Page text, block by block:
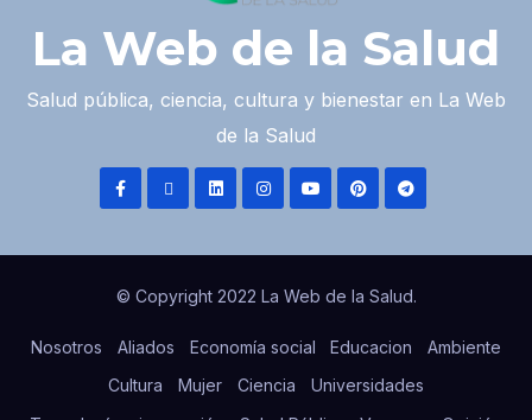
La Web de la Salud
Salud pública, ciencia, cultura y bienestar en La Web
de la Salud
© Copyright 2022 La Web de la Salud.
Nosotros Aliados Economía social Educacion
Ambiente
Cultura
Mujer Ciencia
Universidades